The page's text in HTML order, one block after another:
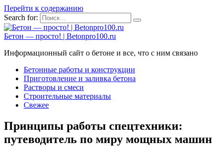
Перейти к содержанию
Search for:
Бетон — просто! | Betonpro100.ru
Информационный сайт о бетоне и все, что с ним связано
Бетонные работы и конструкции
Приготовление и заливка бетона
Растворы и смеси
Строительные материалы
Свежее
Принципы работы спецтехники:
путеводитель по миру мощных машин